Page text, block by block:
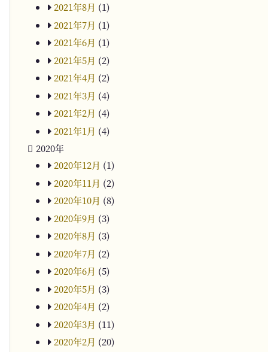
2021年8月 (1)
2021年7月 (1)
2021年6月 (1)
2021年5月 (2)
2021年4月 (2)
2021年3月 (4)
2021年2月 (4)
2021年1月 (4)
2020年
2020年12月 (1)
2020年11月 (2)
2020年10月 (8)
2020年9月 (3)
2020年8月 (3)
2020年7月 (2)
2020年6月 (5)
2020年5月 (3)
2020年4月 (2)
2020年3月 (11)
2020年2月 (20)